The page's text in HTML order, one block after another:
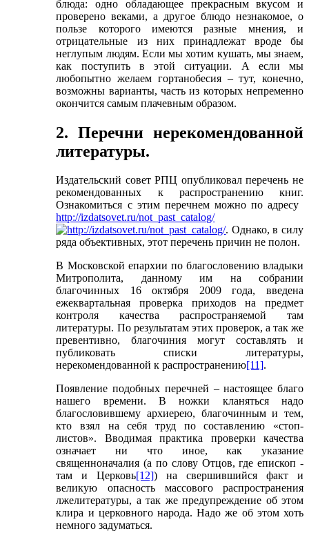
блюда: одно обладающее прекрасным вкусом и
проверено веками, а другое блюдо незнакомое, о
пользе которого имеются разные мнения, и
отрицательные из них принадлежат вроде бы
неглупым людям. Если мы хотим кушать, мы знаем,
как поступить в этой ситуации. А если мы
любопытно желаем гортанобесия – тут, конечно,
возможны варианты, часть из которых непременно
окончится самым плачевным образом.
2. Перечни нерекомендованной
литературы.
Издательский совет РПЦ опубликовал перечень не
рекомендованных к распространению книг.
Ознакомиться с этим перечнем можно по адресу
http://izdatsovet.ru/not_past_catalog/
. Однако, в силу
ряда объективных, этот перечень причин не полон.
В Московской епархии по благословению владыки
Митрополита, данному им на собрании
благочинных 16 октября 2009 года, введена
ежеквартальная проверка приходов на предмет
контроля качества распространяемой там
литературы. По результатам этих проверок, а так же
превентивно, благочиния могут составлять и
публиковать списки литературы,
нерекомендованной к распространению[11].
Появление подобных перечней – настоящее благо
нашего времени. В ножки кланяться надо
благословившему архиерею, благочинным и тем,
кто взял на себя труд по составлению «стоп-
листов». Вводимая практика проверки качества
означает ни что иное, как указание
священноначалия (а по слову Отцов, где епископ -
там и Церковь[12]) на свершившийся факт и
великую опасность массового распространения
лжелитературы, а так же предупреждение об этом
клира и церковного народа. Надо же об этом хоть
немного задуматься.